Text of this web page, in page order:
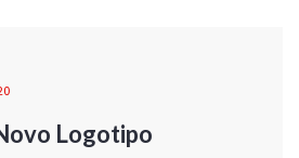
Logotipo